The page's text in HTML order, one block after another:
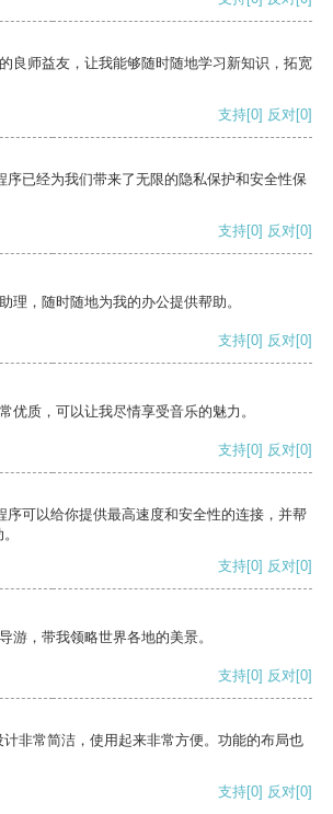
良师益友，让我能够随时随地学习新知识，拓宽
支持[0] 反对[0]
序已经为我们带来了无限的隐私保护和安全性保
支持[0] 反对[0]
理，随时随地为我的办公提供帮助。
支持[0] 反对[0]
优质，可以让我尽情享受音乐的魅力。
支持[0] 反对[0]
序可以给你提供最高速度和安全性的连接，并帮
支持[0] 反对[0]
游，带我领略世界各地的美景。
支持[0] 反对[0]
非常简洁，使用起来非常方便。功能的布局也
支持[0] 反对[0]